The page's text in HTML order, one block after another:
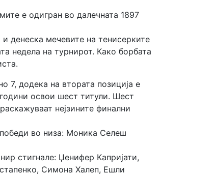
е одигран во далечната 1897
денеска мечевите на тенисерките
недела на турнирот. Како борбата
7, додека на втората позиција е
освои шест титули. Шест
нејзините финални
во низа: Моника Селеш
стигнале: Џенифер Капријати,
Симона Халеп, Ешли